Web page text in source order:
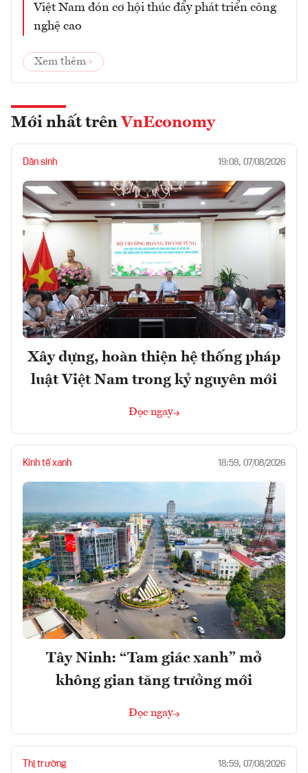
Việt Nam đón cơ hội thúc đẩy phát triển công
nghệ cao
Xem thêm
Mới nhất trên VnEconomy
Dân sinh 19:08, 07/08/2026
Xây dựng, hoàn thiện hệ thống pháp
luật Việt Nam trong kỷ nguyên mới
Đọc ngay
Kinh tế xanh 18:59, 07/08/2026
Tây Ninh: “Tam giác xanh” mở
không gian tăng trưởng mới
Đọc ngay
Thị trường 18:59, 07/08/2026